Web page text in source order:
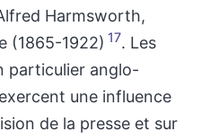
Harmsworth,
(1865-1922) 17. Les
particulier anglo-
une influence
de la presse et sur